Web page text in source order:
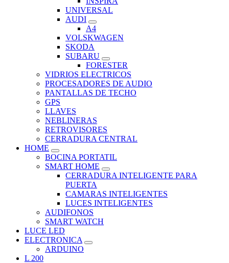
UNIVERSAL
AUDI
A4
VOLSKWAGEN
SKODA
SUBARU
FORESTER
VIDRIOS ELECTRICOS
PROCESADORES DE AUDIO
PANTALLAS DE TECHO
GPS
LLAVES
NEBLINERAS
RETROVISORES
CERRADURA CENTRAL
HOME
BOCINA PORTATIL
SMART HOME
CERRADURA INTELIGENTE PARA
PUERTA
CAMARAS INTELIGENTES
LUCES INTELIGENTES
AUDIFONOS
SMART WATCH
LUCE LED
ELECTRONICA
ARDUINO
L 200